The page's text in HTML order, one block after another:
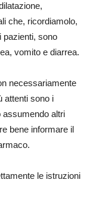
che, ricordiamolo,
pazienti, sono
vomito e diarrea.
necessariamente
attenti sono i
assumendo altri
bene informare il
le istruzioni